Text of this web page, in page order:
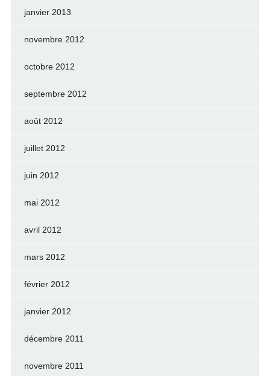
janvier 2013
novembre 2012
octobre 2012
septembre 2012
août 2012
juillet 2012
juin 2012
mai 2012
avril 2012
mars 2012
février 2012
janvier 2012
décembre 2011
novembre 2011